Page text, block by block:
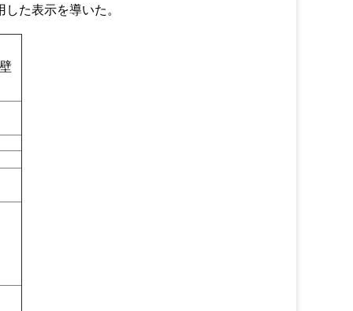
た表示を導いた。